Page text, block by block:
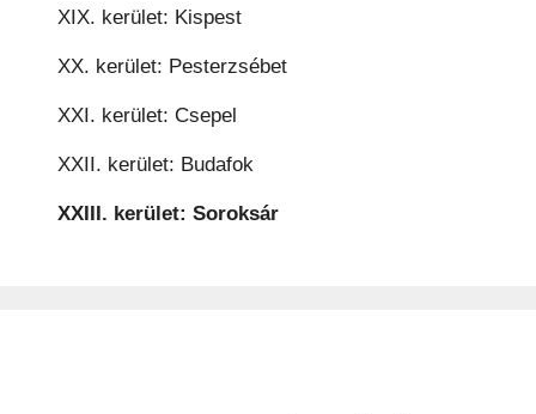
XIX. kerület: Kispest
XX. kerület: Pesterzsébet
XXI. kerület: Csepel
XXII. kerület: Budafok
XXIII. kerület: Soroksár